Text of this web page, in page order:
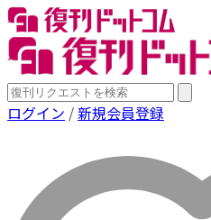
ログイン /新規会員登録